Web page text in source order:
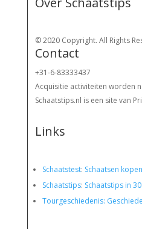
© 2020 Copyright. All Rights
Contact
+31-6-83333437
Acquisitie activiteiten worden
Schaatstips.nl is een site van
Links
Schaatstest: Schaatsen
Schaatstips: Schaatstips in
Tourgeschiedenis: